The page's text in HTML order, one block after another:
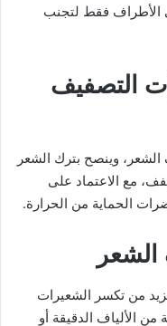
الأطراف فقط لتجنب
التصفيف
الشعر، وينصح بترك الشعر
مع الاعتماد على
الحماية من الحرارة.
من تكسر الشعيرات
الألياف الدقيقة أو